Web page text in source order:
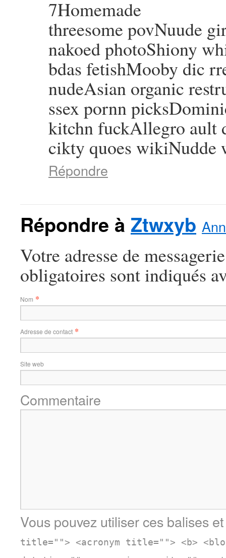
7Homemade
threesome povNuude
nakoed photoShiony
bdas fetishMooby dic
nudeAsian organic
ssex pornn
kitchn fuckAllegro ault
cikty quoes wikiNudde
Répondre
Répondre à Ztwxyb
Votre adresse de
obligatoires sont indiqués
Nom *
Adresse de contact *
Site web
Commentaire
Vous pouvez utiliser ces balises
title=""> <acronym title=""> <b>